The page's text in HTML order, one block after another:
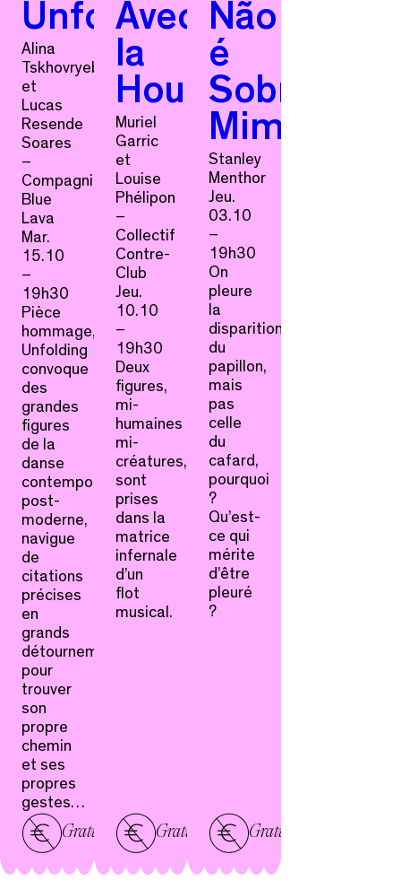
Unfolding
Alina
Tskhovryebova
et
Lucas
Resende
Soares
–
Compagnie
Blue
Lava
Mar.
15.10
–
19h30
Pièce
hommage,
Unfolding
convoque
des
grandes
figures
de la
danse
contemporaine
post-
moderne,
navigue
de
citations
précises
en
grands
détournements
pour
trouver
son
propre
chemin
et ses
propres
gestes…
Gratuit
Avec
la
Houle
Muriel
Garric
et
Louise
Phélipon
–
Collectif
Contre-
Club
Jeu.
10.10
–
19h30
Deux
figures,
mi-
humaines
mi-
créatures,
sont
prises
dans la
matrice
infernale
d’un
flot
musical.
Gratuit
Não
é
Sobre
Mim
Stanley
Menthor
Jeu.
03.10
–
19h30
On
pleure
la
disparition
du
papillon,
mais
pas
celle
du
cafard,
pourquoi
?
Qu’est-
ce qui
mérite
d’être
pleuré
?
Gratuit